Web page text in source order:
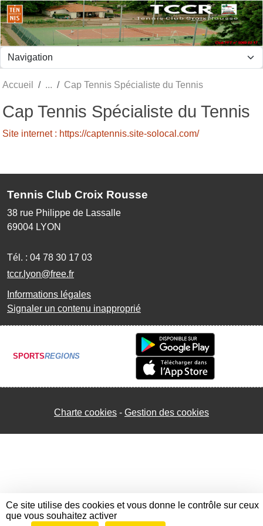
Accueil Cap Tennis Spécialiste du Tennis
Cap Tennis Spécialiste du Tennis
Site internet : https://captennis.site-solocal.com/
Tennis Club Croix Rousse
38 rue Philippe de Lassalle
69004 LYON
Tél. : 04 78 30 17 03
tccr.lyon@free.fr
Informations légales
Signaler un contenu inapproprié
SPORTSREGIONS
Charte cookies Gestion des cookies
Panneau de gestion des cookies
Ce site utilise des cookies et vous donne le contrôle sur ceux
que vous souhaitez activer